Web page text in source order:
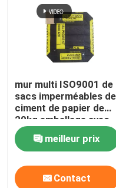
mur multi ISO9001 de
sacs imperméables de
ciment de papier de
20kg emballage avec
l'adhésif
meilleur prix
Contact